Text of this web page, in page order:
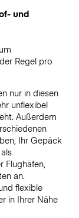
und
Regel pro
nur in diesen
unflexibel
Außerdem
Ihr Gepäck
Flughäfen,
an.
flexible
in Ihrer Nähe